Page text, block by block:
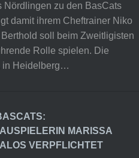
Nördlingen zu den BasCats
damit ihrem Cheftrainer Niko
Berthold soll beim Zweitligisten
Rolle spielen. Die
in Heidelberg…
MARISSA
VERPFLICHTET